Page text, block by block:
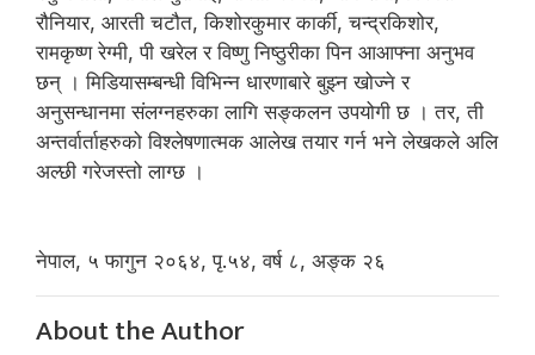
रौनियार, आरती चटौत, किशोरकुमार कार्की, चन्द्रकिशोर,
रामकृष्ण रेग्मी, पी खरेल र विष्णु निष्ठुरीका पिन आआफ्ना अनुभव
छन् । मिडियासम्बन्धी विभिन्न धारणाबारे बुझ्न खोज्ने र
अनुसन्धानमा संलग्नहरुका लागि सङ्कलन उपयोगी छ । तर, ती
अन्तर्वार्ताहरुको विश्लेषणात्मक आलेख तयार गर्न भने लेखकले अलि
अल्छी गरेजस्तो लाग्छ ।
नेपाल, ५ फागुन २०६४, पृ.५४, वर्ष ८, अङ्क २६
About the Author